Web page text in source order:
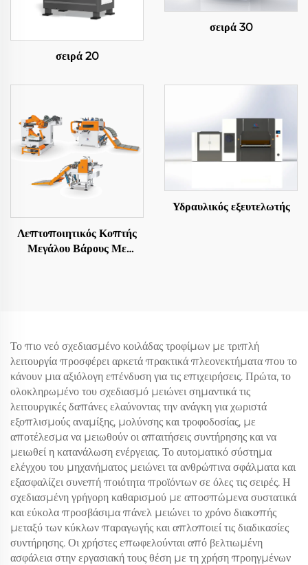
σειρά 20
σειρά 30
Λεπτοποιητικός Κοπτής
Μεγάλου Βάρους Με
Υδραυλικός εξευτελωτής
Το πιο νεό σχεδιασμένο κοιλάδας τροφίμων με τριπλή
λειτουργία προσφέρει αρκετά πρακτικά πλεονεκτήματα που το
κάνουν μια αξιόλογη επένδυση για τις επιχειρήσεις. Πρώτα, το
ολοκληρωμένο του σχεδιασμό μειώνει σημαντικά τις
λειτουργικές δαπάνες ελαύνοντας την ανάγκη για χωριστά
εξοπλισμούς αναμίξης, μολύνσης και τροφοδοσίας, με
αποτέλεσμα να μειωθούν οι απαιτήσεις συντήρησης και να
μειωθεί η κατανάλωση ενέργειας. Το αυτοματικό σύστημα
ελέγχου του μηχανήματος μειώνει τα ανθρώπινα σφάλματα και
εξασφαλίζει συνεπή ποιότητα προϊόντων σε όλες τις σειρές. Η
σχεδιασμένη γρήγορη καθαρισμού με αποσπώμενα συστατικά
και εύκολα προσβάσιμα πάνελ μειώνει το χρόνο διακοπής
μεταξύ των κύκλων παραγωγής και απλοποιεί τις διαδικασίες
συντήρησης. Οι χρήστες επωφελούνται από βελτιωμένη
ασφάλεια στην εργασιακή τους θέση με τη χρήση προηγμένων